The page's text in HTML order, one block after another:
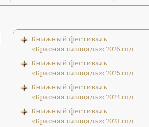
Книжный фестиваль
«Красная площадь»: 2026 год
Книжный фестиваль
«Красная площадь»: 2025 год
Книжный фестиваль
«Красная площадь»: 2024 год
Книжный фестиваль
«Красная площадь»: 2023 год